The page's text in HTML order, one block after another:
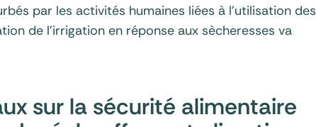
par les activités humaines liées à l’utilisation des
de l’irrigation en réponse aux sècheresses va
sur la sécurité alimentaire